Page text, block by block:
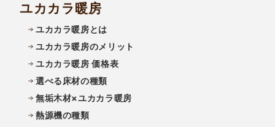
ユカカラ暖房
ユカカラ暖房とは
ユカカラ暖房のメリット
ユカカラ暖房 価格表
選べる床材の種類
無垢木材×ユカカラ暖房
熱源機の種類